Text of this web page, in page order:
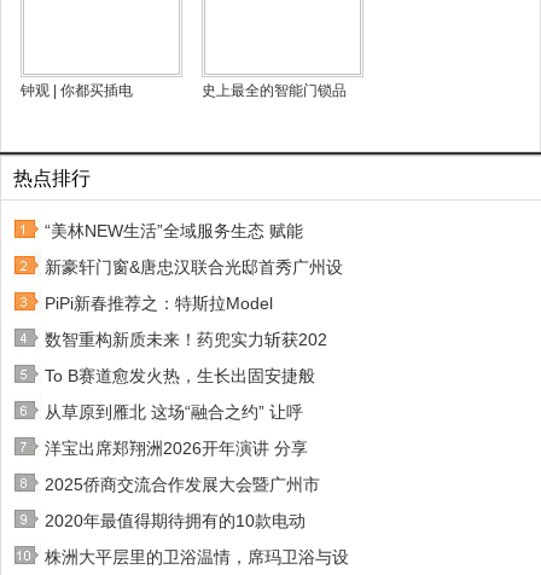
钟观 | 你都买插电 史上最全的智能门锁品
热点排行
“美林NEW生活”全域服务生态 赋能
新豪轩门窗&唐忠汉联合光邸首秀广州设
PiPi新春推荐之：特斯拉Model
数智重构新质未来！药兜实力斩获202
To B赛道愈发火热，生长出固安捷般
从草原到雁北 这场“融合之约” 让呼
洋宝出席郑翔洲2026开年演讲 分享
2025侨商交流合作发展大会暨广州市
2020年最值得期待拥有的10款电动
株洲大平层里的卫浴温情，席玛卫浴与设